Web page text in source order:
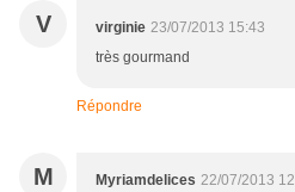
V virginie 23/07/2013 15:43
très gourmand
Répondre
M Myriamdelices 22/07/2013